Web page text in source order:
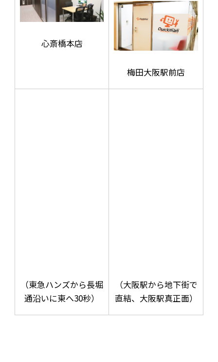
心斎橋本店
梅田大阪駅前店
（東急ハンズから長堀
通沿いに東へ30秒）
（大阪駅から地下街で
直結、大阪駅真正面）